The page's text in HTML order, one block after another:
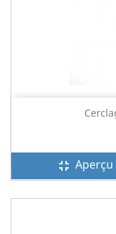
fullscreen_exit Aperçu